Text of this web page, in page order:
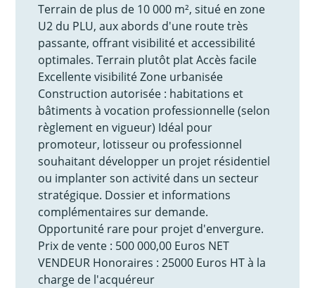
Terrain de plus de 10 000 m², situé en zone
U2 du PLU, aux abords d'une route très
passante, offrant visibilité et accessibilité
optimales. Terrain plutôt plat Accès facile
Excellente visibilité Zone urbanisée
Construction autorisée : habitations et
bâtiments à vocation professionnelle (selon
règlement en vigueur) Idéal pour
promoteur, lotisseur ou professionnel
souhaitant développer un projet résidentiel
ou implanter son activité dans un secteur
stratégique. Dossier et informations
complémentaires sur demande.
Opportunité rare pour projet d'envergure.
Prix de vente : 500 000,00 Euros NET
VENDEUR Honoraires : 25000 Euros HT à la
charge de l'acquéreur